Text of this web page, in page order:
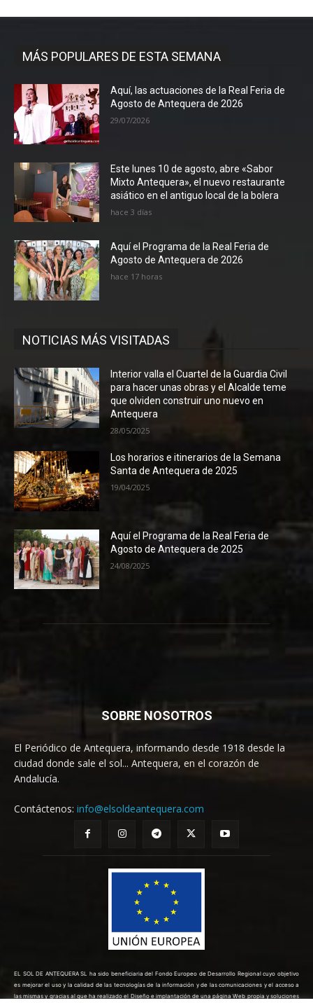
MÁS POPULARES DE ESTA SEMANA
Aquí, las actuaciones de la Real Feria de
Agosto de Antequera de 2026
29/07/2026
Este lunes 10 de agosto, abre «Sabor
Mixto Antequera», el nuevo restaurante
asiático en el antiguo local de la bolera
hace 3 días
Aquí el Programa de la Real Feria de
Agosto de Antequera de 2026
hace 17 horas
NOTICIAS MÁS VISITADAS
Interior valla el Cuartel de la Guardia Civil
para hacer unas obras y el Alcalde teme
que olviden construir uno nuevo en
Antequera
28/05/2025
Los horarios e itinerarios de la Semana
Santa de Antequera de 2025
19/04/2025
Aquí el Programa de la Real Feria de
Agosto de Antequera de 2025
24/08/2025
SOBRE NOSOTROS
El Periódico de Antequera, informando desde 1918 desde la
ciudad donde sale el sol... Antequera, en el corazón de
Andalucía.
Contáctenos: info@elsoldeantequera.com
EL SOL DE ANTEQUERA SL ha sido beneficiaria del Fondo Europeo de Desarrollo Regional cuyo objetivo
es mejorar el uso y la calidad de las tecnologías de la información y de las comunicaciones y el acceso a
las mismas y gracias al que ha realizado el Diseño e implantación de una página Web propia y soluciones